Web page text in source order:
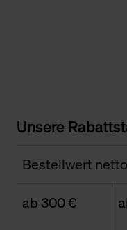
Unsere
Bestellwert netto
ab 300 €